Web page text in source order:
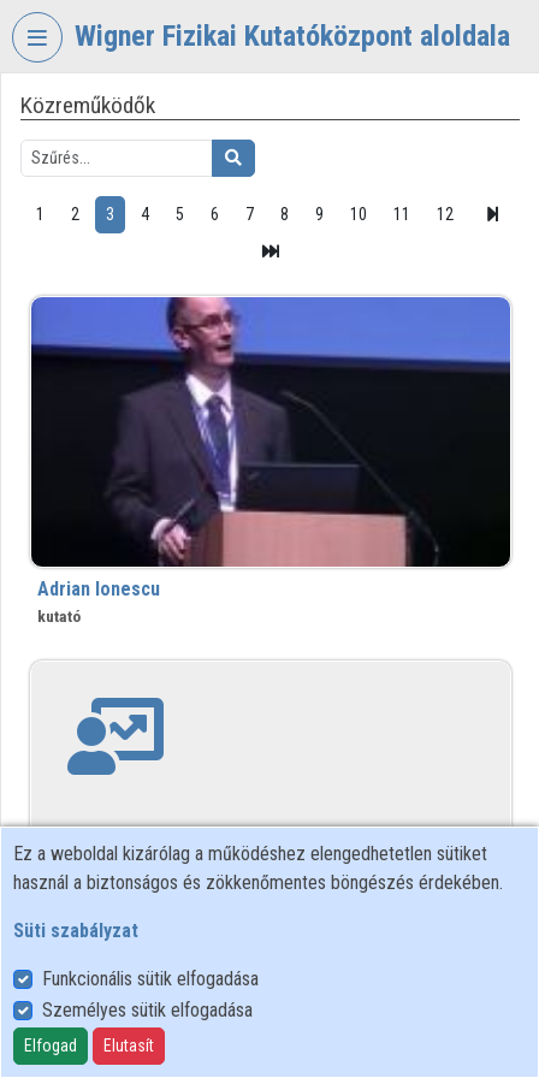
Fejléc kihagyása
Wigner Fizikai Kutatóközpont aloldala
VIDEOTORIUM
WIGNER
FIZIKAI
KUTATÓKÖZPONT
Intézményi felfedezés
Intézményi listák
Intézmények
Közreműködők
Közreműködők
1 2 3 4 5 6 7 8 9 10 11 12
Adrian Ionescu
kutató
Ez a weboldal kizárólag a működéshez elengedhetetlen sütiket
használ a biztonságos és zökkenőmentes böngészés érdekében.
Süti szabályzat
Funkcionális sütik elfogadása
Személyes sütik elfogadása
Elfogad Elutasít